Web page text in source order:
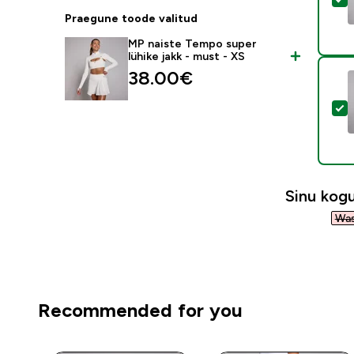
Praegune toode valitud
MP naiste Tempo super
lühike jakk - must - XS
38.00€‎
Sinu
Recommended for you